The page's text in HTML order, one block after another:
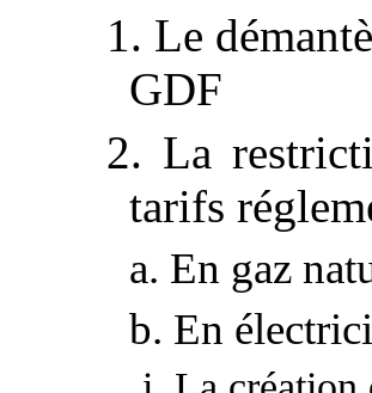
1. Le
GDF
2. La
tarifs
a. En gaz
b. En